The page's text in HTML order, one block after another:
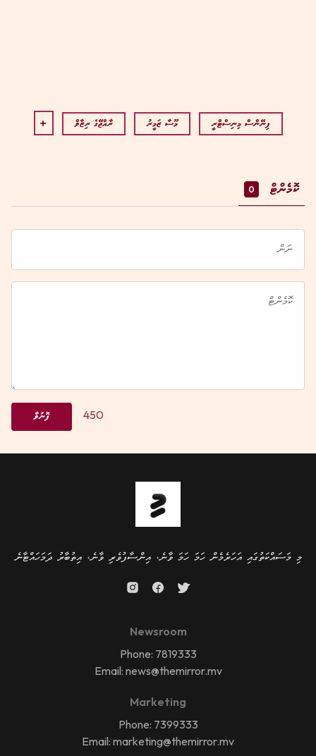
ފިނޭންސް މިނިސްޓްރީ މޫސާ ޒަމީރު ރާއްޖޭގެ ރިޒާވް +
ކޮމެންޓް 0
450 ފޮނުވާ
މި މަސައްކަތުގައި އަހަރެމެން ހަމަ ހަމަ ވާނެ، އިންސާފުވެރި ވާނެ، އިތުބާރު ދަމަހައްޓާނެ
Newsroom
Phone: 7819333
Email: news@themirror.mv
Marketing
Phone: 7399333
Email: marketing@themirror.mv